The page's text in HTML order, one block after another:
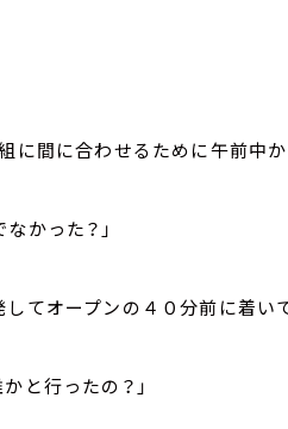
に間に合わせるために午前中か
かった？」
てオープンの４０分前に着い
と行ったの？」